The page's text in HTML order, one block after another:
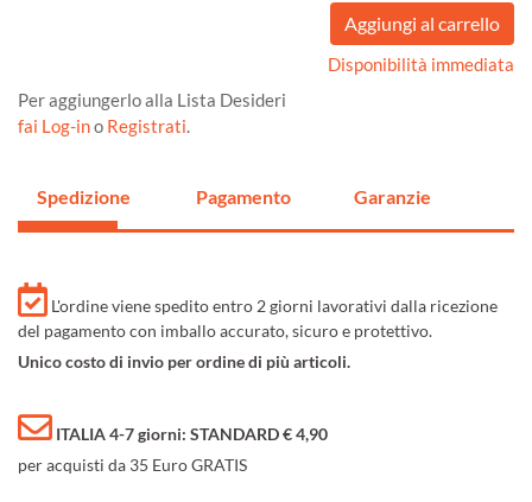
Disponibilità immediata
Per aggiungerlo alla Lista Desideri
fai Log-ino Registrati.
Spedizione Pagamento Garanzie
L'ordine viene spedito entro 2 giorni lavorativi dalla ricezione
del pagamento con imballo accurato, sicuro e protettivo.
Unico costo di invio per ordine di più articoli.
ITALIA 4-7 giorni: STANDARD € 4,90
per acquisti da 35 Euro GRATIS